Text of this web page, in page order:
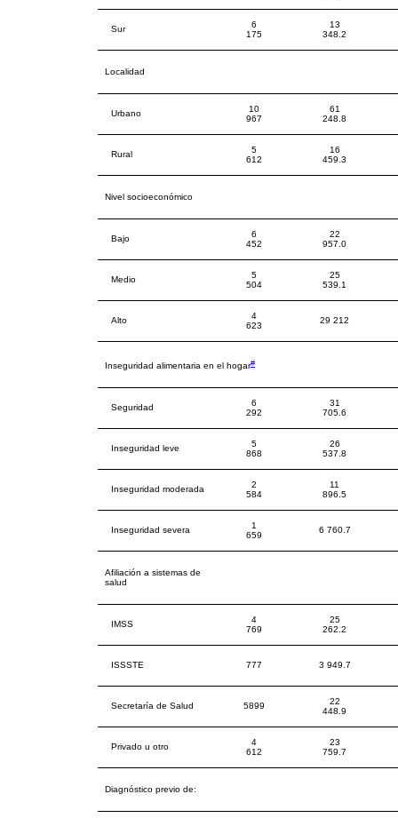
Sur
6
175
13
348.2
Localidad
Urbano
10
967
61
248.8
Rural
5
612
16
459.3
Nivel socioeconómico
Bajo
6
452
22
957.0
Medio
5
504
25
539.1
Alto
4
623
29 212
Inseguridad alimentaria en el hogar#
Seguridad
6
292
31
705.6
Inseguridad leve
5
868
26
537.8
Inseguridad moderada
2
584
11
896.5
Inseguridad severa
1
659
6 760.7
Afiliación a sistemas de
salud
IMSS
4
769
25
262.2
ISSSTE 777 3 949.7
Secretaría de Salud 5899
22
448.9
Privado u otro
4
612
23
759.7
Diagnóstico previo de: